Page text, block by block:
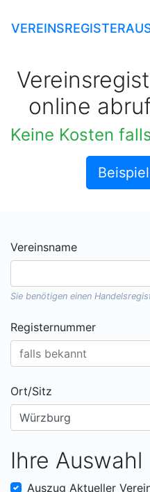
online
Vereinsname
Sie benötigen einen
Registernummer
Ort/Sitz
Ihre Auswahl
Auszug Aktueller